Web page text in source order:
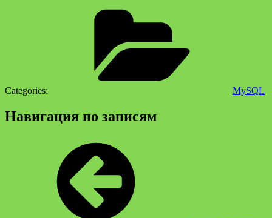
Categories: MySQL
Навигация по записям